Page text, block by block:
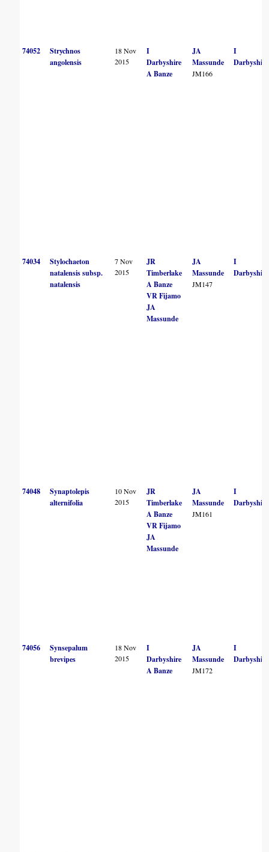
74052
Strychnos
angolensis
18 Nov
2015
I
Darbyshire
A Banze
JA
Massunde
JM166
I
Darbyshire
74034
Stylochaeton
natalensis subsp.
natalensis
7 Nov
2015
JR
Timberlake
A Banze
VR Fijamo
JA
Massunde
JA
Massunde
JM147
I
Darbyshire
74048
Synaptolepis
alternifolia
10 Nov
2015
JR
Timberlake
A Banze
VR Fijamo
JA
Massunde
JA
Massunde
JM161
I
Darbyshire
74056
Synsepalum
brevipes
18 Nov
2015
I
Darbyshire
A Banze
JA
Massunde
JM172
I
Darbyshire